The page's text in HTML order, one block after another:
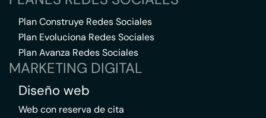
Plan Construye Redes Sociales
Plan Evoluciona Redes Sociales
Plan Avanza Redes Sociales
MARKETING DIGITAL
Diseño web
Web con reserva de cita